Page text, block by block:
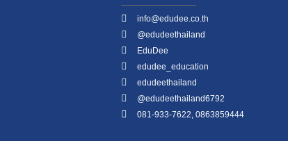
info@edudee.co.th
@edudeethailand
EduDee
edudee_education
edudeethailand
@edudeethailand6792
081-933-7622, 0863859444